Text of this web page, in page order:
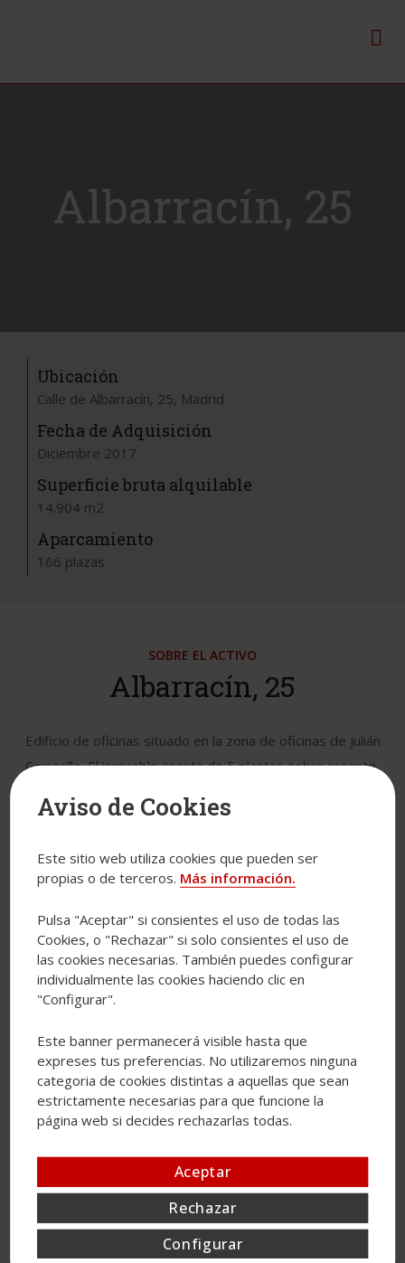
Albarracín, 25
Ubicación
Calle de Albarracín, 25, Madrid
Fecha de Adquisición
Diciembre 2017
Superficie bruta alquilable
14.904 m2
Aparcamiento
166 plazas
SOBRE EL ACTIVO
Albarracín, 25
Edificio de oficinas situado en la zona de oficinas de Julián
Camarillo. El inmueble consta de 5 plantas sobre rasante,
aparcamiento El edificio está totalmente alquilado a Atos,
Aviso de Cookies
Este sitio web utiliza cookies que pueden ser
propias o de terceros. Más información.
Pulsa "Aceptar" si consientes el uso de todas las
Cookies, o "Rechazar" si solo consientes el uso de
las cookies necesarias. También puedes configurar
individualmente las cookies haciendo clic en
"Configurar".
Este banner permanecerá visible hasta que
expreses tus preferencias. No utilizaremos ninguna
categoria de cookies distintas a aquellas que sean
estrictamente necesarias para que funcione la
página web si decides rechazarlas todas.
Aceptar
Rechazar
Configurar